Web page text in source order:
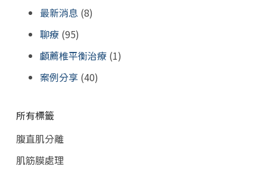
最新消息 (8)
聊療(95)
顱薦椎平衡治療(1)
案例分享(40)
所有標籤
腹直肌分離
肌筋膜處理